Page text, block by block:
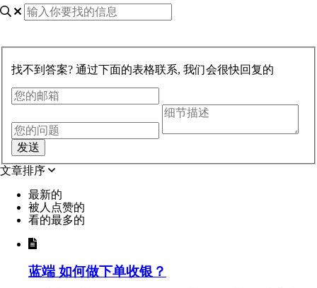
找不到答案? 通过下面的表格联系, 我们会很快回复的
文章排序
最新的
被人点赞的
看的最多的
蓝端 如何做下单收银？